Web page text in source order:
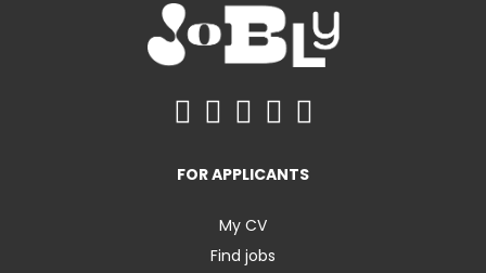
FOR APPLICANTS
My CV
Find jobs